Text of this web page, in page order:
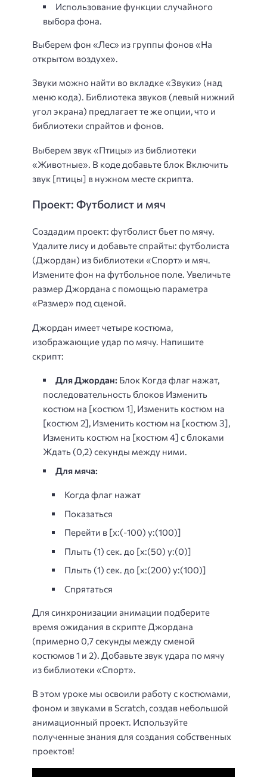
Использование функции случайного
выбора фона.
Выберем фон «Лес» из группы фонов «На
открытом воздухе».
Звуки можно найти во вкладке «Звуки» (над
меню кода). Библиотека звуков (левый нижний
угол экрана) предлагает те же опции, что и
библиотеки спрайтов и фонов.
Выберем звук «Птицы» из библиотеки
«Животные». В коде добавьте блок Включить
звук [птицы] в нужном месте скрипта.
Проект: Футболист и мяч
Создадим проект: футболист бьет по мячу.
Удалите лису и добавьте спрайты: футболиста
(Джордан) из библиотеки «Спорт» и мяч.
Измените фон на футбольное поле. Увеличьте
размер Джордана с помощью параметра
«Размер» под сценой.
Джордан имеет четыре костюма,
изображающие удар по мячу. Напишите
скрипт:
Для Джордан: Блок Когда флаг нажат,
последовательность блоков Изменить
костюм на [костюм 1], Изменить костюм на
[костюм 2], Изменить костюм на [костюм 3],
Изменить костюм на [костюм 4] с блоками
Ждать (0,2) секунды между ними.
Для мяча:
Когда флаг нажат
Показаться
Перейти в [x:(-100) y:(100)]
Плыть (1) сек. до [x:(50) y:(0)]
Плыть (1) сек. до [x:(200) y:(100)]
Спрятаться
Для синхронизации анимации подберите
время ожидания в скрипте Джордана
(примерно 0,7 секунды между сменой
костюмов 1 и 2). Добавьте звук удара по мячу
из библиотеки «Спорт».
В этом уроке мы освоили работу с костюмами,
фоном и звуками в Scratch, создав небольшой
анимационный проект. Используйте
полученные знания для создания собственных
проектов!